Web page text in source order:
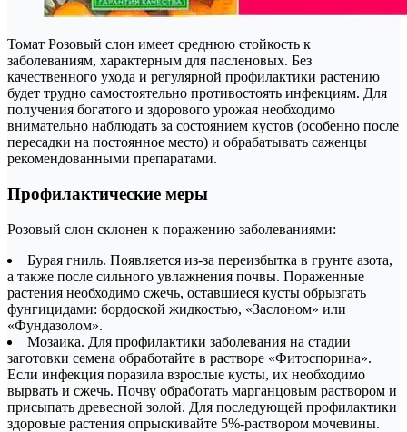
Томат Розовый слон имеет среднюю стойкость к
заболеваниям, характерным для пасленовых. Без
качественного ухода и регулярной профилактики растению
будет трудно самостоятельно противостоять инфекциям. Для
получения богатого и здорового урожая необходимо
внимательно наблюдать за состоянием кустов (особенно после
пересадки на постоянное место) и обрабатывать саженцы
рекомендованными препаратами.
Профилактические меры
Розовый слон склонен к поражению заболеваниями:
Бурая гниль. Появляется из-за переизбытка в грунте азота,
а также после сильного увлажнения почвы. Пораженные
растения необходимо сжечь, оставшиеся кусты обрызгать
фунгицидами: бордоской жидкостью, «Заслоном» или
«Фундазолом».
Мозаика. Для профилактики заболевания на стадии
заготовки семена обработайте в растворе «Фитоспорина».
Если инфекция поразила взрослые кусты, их необходимо
вырвать и сжечь. Почву обработать марганцовым раствором и
присыпать древесной золой. Для последующей профилактики
здоровые растения опрыскивайте 5%-раствором мочевины.